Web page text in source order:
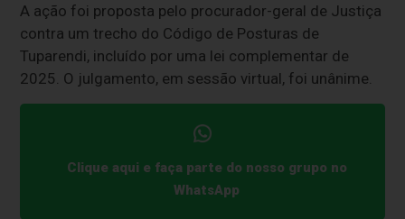
A ação foi proposta pelo procurador-geral de Justiça
contra um trecho do Código de Posturas de
Tuparendi, incluído por uma lei complementar de
2025. O julgamento, em sessão virtual, foi unânime.
Clique aqui e faça parte do nosso grupo no
WhatsApp